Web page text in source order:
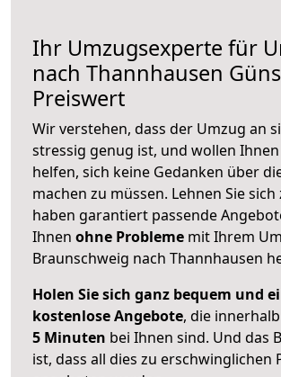
Ihr Umzugsexperte für
nach Thannhausen
Preiswert
Wir verstehen, dass der Umzug an
stressig genug ist, und wollen
helfen, sich keine Gedanken über
machen zu müssen. Lehnen Sie
haben garantiert passende
Ihnen ohne Probleme mit Ihrem
Braunschweig nach Thannhausen
Holen Sie sich ganz bequem und
kostenlose Angebote, die
5 Minuten bei Ihnen sind. Und das
ist, dass all dies zu erschwinglichen